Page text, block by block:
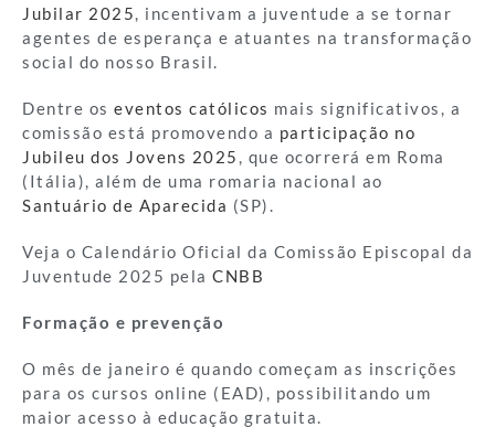
Jubilar 2025
, incentivam a juventude a se tornar
agentes de esperança e atuantes na transformação
social do nosso Brasil.
Dentre os eventos católicos mais significativos, a
comissão está promovendo a participação no
Jubileu dos Jovens 2025
, que ocorrerá em Roma
(Itália), além de uma romaria nacional ao
Santuário de Aparecida (SP).
Veja o Calendário Oficial da Comissão Episcopal da
Juventude 2025 pela CNBB
Formação e prevenção
O mês de janeiro é quando começam as inscrições
para os cursos online (EAD), possibilitando um
maior acesso à educação gratuita.